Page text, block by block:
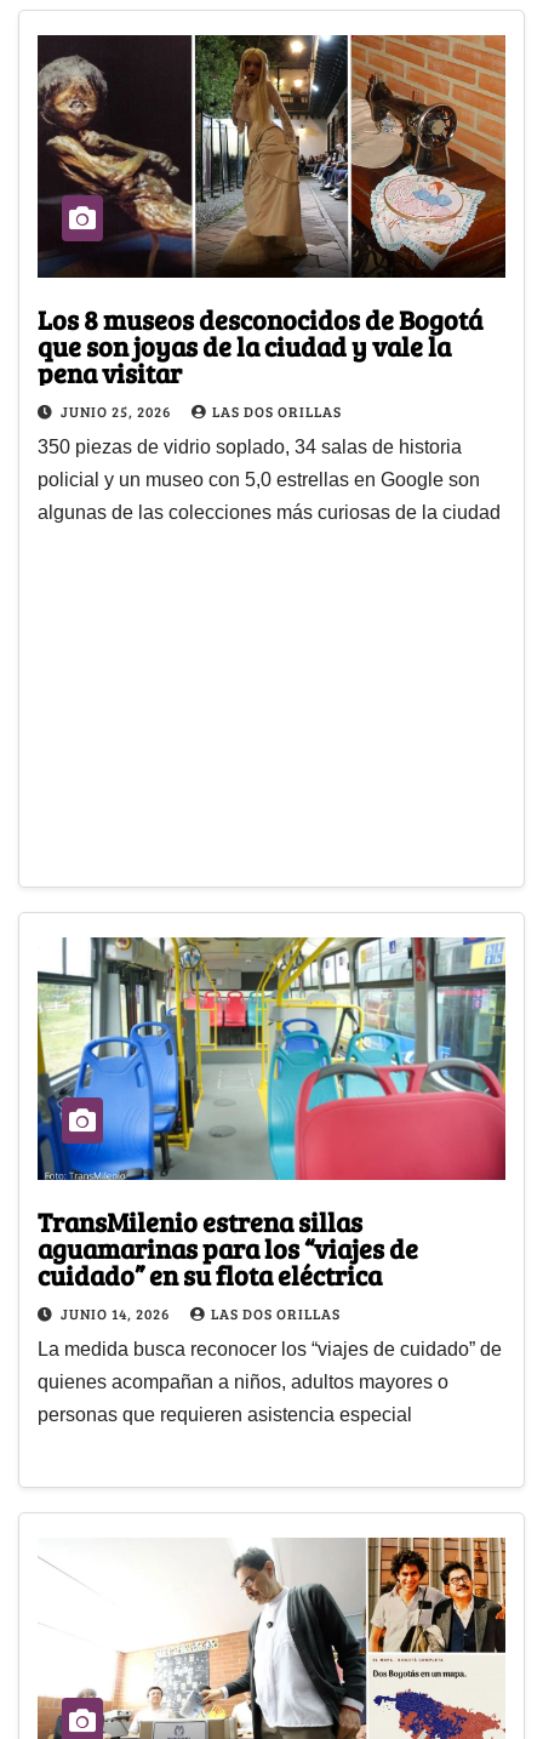
Los 8 museos desconocidos de Bogotá
que son joyas de la ciudad y vale la
pena visitar
JUNIO 25, 2026 LAS DOS ORILLAS
350 piezas de vidrio soplado, 34 salas de historia
policial y un museo con 5,0 estrellas en Google son
algunas de las colecciones más curiosas de la ciudad
TransMilenio estrena sillas
aguamarinas para los “viajes de
cuidado” en su flota eléctrica
JUNIO 14, 2026 LAS DOS ORILLAS
La medida busca reconocer los “viajes de cuidado” de
quienes acompañan a niños, adultos mayores o
personas que requieren asistencia especial